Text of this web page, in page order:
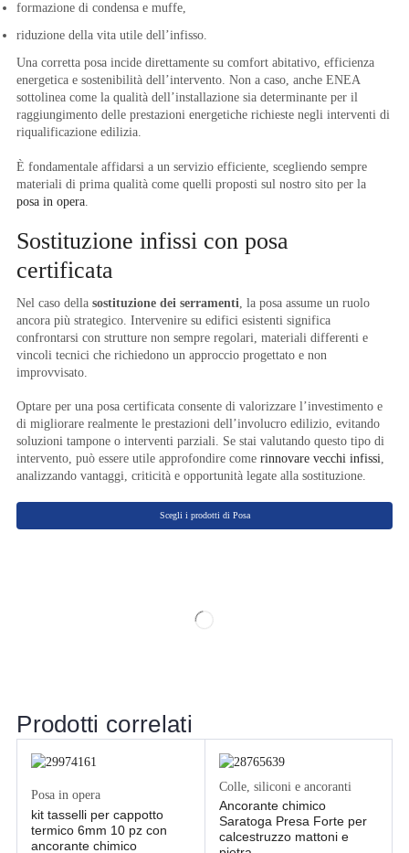
formazione di condensa e muffe,
riduzione della vita utile dell’infisso.
Una corretta posa incide direttamente su comfort abitativo, efficienza
energetica e sostenibilità dell’intervento. Non a caso, anche ENEA
sottolinea come la qualità dell’installazione sia determinante per il
raggiungimento delle prestazioni energetiche richieste negli interventi di
riqualificazione edilizia.
È fondamentale affidarsi a un servizio efficiente, scegliendo sempre
materiali di prima qualità come quelli proposti sul nostro sito per la
posa in opera
Sostituzione infissi con posa
certificata
Nel caso dellasostituzione dei serramenti , la posa assume un ruolo
ancora più strategico. Intervenire su edifici esistenti significa
confrontarsi con strutture non sempre regolari, materiali differenti e
vincoli tecnici che richiedono un approccio progettato e non
improvvisato.
Optare per una posa certificata consente di valorizzare l’investimento e
di migliorare realmente le prestazioni dell’involucro edilizio, evitando
soluzioni tampone o interventi parziali. Se stai valutando questo tipo di
intervento, può essere utile approfondire comerinnovare vecchi infissi,
analizzando vantaggi, criticità e opportunità legate alla sostituzione.
Scegli i prodotti di Posa
Prodotti correlati
Posa in opera
kit tasselli per cappotto
termico 6mm 10 pz con
ancorante chimico
Colle, siliconi e ancoranti
Ancorante chimico
Saratoga Presa Forte per
calcestruzzo mattoni e